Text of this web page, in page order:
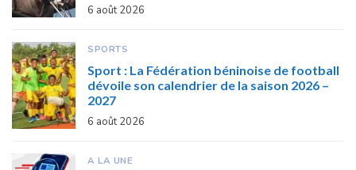
6 août 2026
SPORTS
Sport : La Fédération béninoise de football
dévoile son calendrier de la saison 2026 –
2027
6 août 2026
A LA UNE